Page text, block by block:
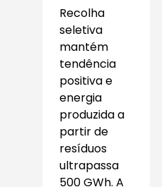
Recolha
seletiva
mantém
tendência
positiva e
energia
produzida a
partir de
resíduos
ultrapassa
500 GWh. A